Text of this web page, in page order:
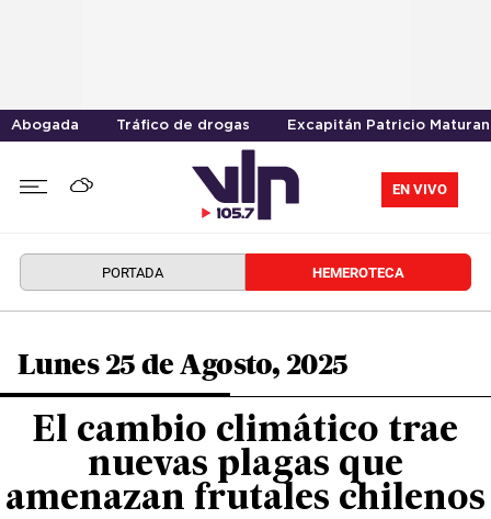
Abogada Tráfico de drogas Excapitán Patricio
EN VIVO
PORTADA HEMEROTECA
Lunes 25 de Agosto, 2025
El cambio climático trae
nuevas plagas que
amenazan frutales chilenos